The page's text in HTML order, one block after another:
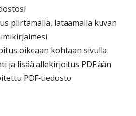
piirtämällä, lataamalla kuvan
oikeaan kohtaan sivulla
ja lisää allekirjoitus PDF:ään
PDF‑tiedosto